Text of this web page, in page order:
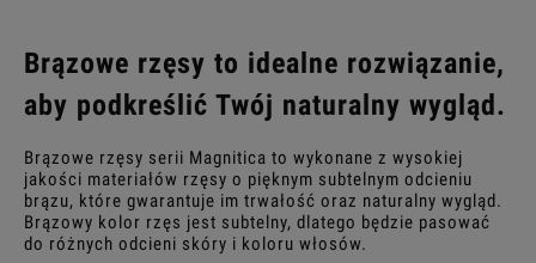
Kolekcja: (wybierz)
Profil: (wybierz)
Grubość: (wybierz)
Brązowe rzęsy to idealne rozwiązanie,
aby podkreślić Twój naturalny wygląd.
Brązowe rzęsy serii Magnitica to wykonane z wysokiej
jakości materiałów rzęsy o pięknym subtelnym odcieniu
brązu, które gwarantuje im trwałość oraz naturalny wygląd.
Brązowy kolor rzęs jest subtelny, dlatego będzie pasować
do różnych odcieni skóry i koloru włosów.